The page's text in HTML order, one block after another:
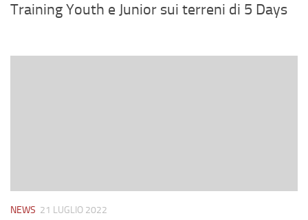
Training Youth e Junior sui terreni di 5 Days
NEWS 21 LUGLIO 2022